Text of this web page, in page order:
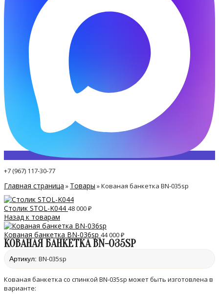
+7 (967) 117-30-77
Главная страница » Товары »Кованая банкетка BN-035sp
Столик STOL-K044 48 000₽
Назад к товарам
Кованая банкетка BN-036sp 44 000₽
КОВАНАЯ БАНКЕТКА BN-035SP
Артикул: BN-035sp
Кованая банкетка со спинкой BN-035sp может быть изготовлена в
варианте: